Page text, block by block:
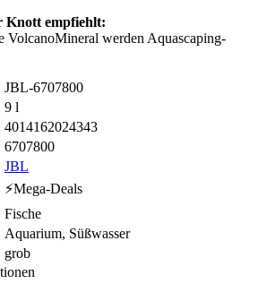
Knott empfiehlt:
VolcanoMineral werden Aquascaping-
JBL-6707800
9 l
4014162024343
6707800
JBL
⚡Mega-Deals
Fische
Aquarium, Süßwasser
grob